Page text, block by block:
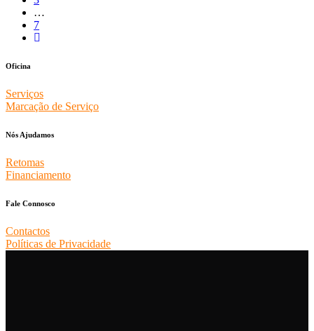
…
7
Oficina
Serviços
Marcação de Serviço
Nós Ajudamos
Retomas
Financiamento
Fale Connosco
Contactos
Políticas de Privacidade